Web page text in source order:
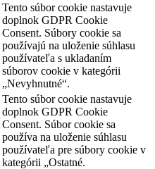
Tento súbor cookie nastavuje
doplnok GDPR Cookie
Consent. Súbory cookie sa
používajú na uloženie súhlasu
používateľa s ukladaním
súborov cookie v kategórii
„Nevyhnutné“.
Tento súbor cookie nastavuje
doplnok GDPR Cookie
Consent. Súbor cookie sa
používa na uloženie súhlasu
používateľa pre súbory cookie v
kategórii „Ostatné.